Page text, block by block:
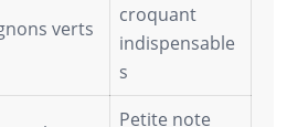
verts
croquant
indispensable
s
Petite note